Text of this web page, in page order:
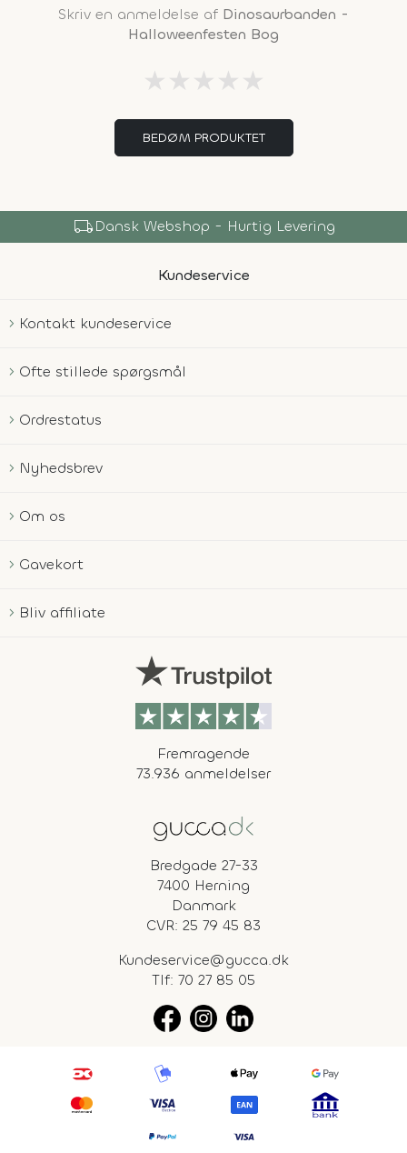
Skriv en anmeldelse af Dinosaurbanden -
Halloweenfesten Bog
★ ★ ★ ★ ★
BEDØM PRODUKTET
local_shippingDansk Webshop - Hurtig Levering
Kundeservice
Kontakt kundeservice
Ofte stillede spørgsmål
Ordrestatus
Nyhedsbrev
Om os
Gavekort
Bliv affiliate
Fremragende
73.936 anmeldelser
Bredgade 27-33
7400 Herning
Danmark
CVR: 25 79 45 83
Kundeservice@gucca.dk
Tlf: 70 27 85 05